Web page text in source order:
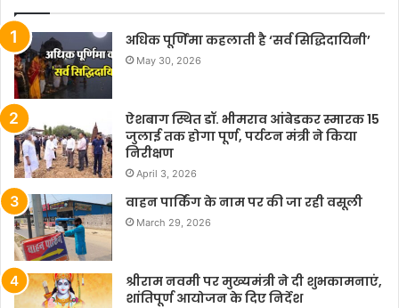
अधिक पूर्णिमा कहलाती है ‘सर्व सिद्धिदायिनी’
May 30, 2026
ऐशबाग स्थित डॉ. भीमराव आंबेडकर स्मारक 15
जुलाई तक होगा पूर्ण, पर्यटन मंत्री ने किया
निरीक्षण
April 3, 2026
वाहन पार्किंग के नाम पर की जा रही वसूली
March 29, 2026
श्रीराम नवमी पर मुख्यमंत्री ने दी शुभकामनाएं,
शांतिपूर्ण आयोजन के दिए निर्देश